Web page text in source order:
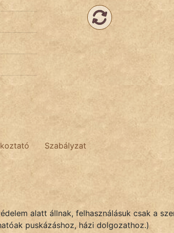
Szabályzat
alatt állnak, felhasználásuk csak a
puskázáshoz, házi dolgozathoz.)